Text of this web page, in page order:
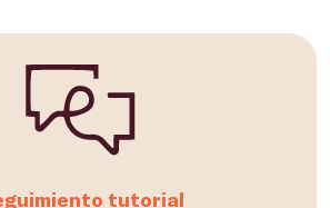
tutorial